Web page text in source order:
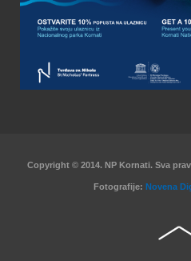
Copyright © 2014. NP Kornati. Sva
Fotografije: Novena